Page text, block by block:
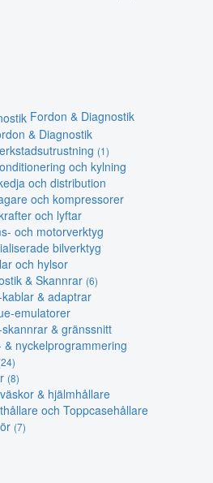
Fordon & Diagnostik
& Diagnostik
(1)
och kylning
och distribution
och kompressorer
och lyftar
och motorverktyg
bilverktyg
och hylsor
& Skannrar (6)
& adaptrar
emulatorer
& gränssnitt
& nyckelprogrammering
(8)
& hjälmhållare
och Toppcasehållare
(7)